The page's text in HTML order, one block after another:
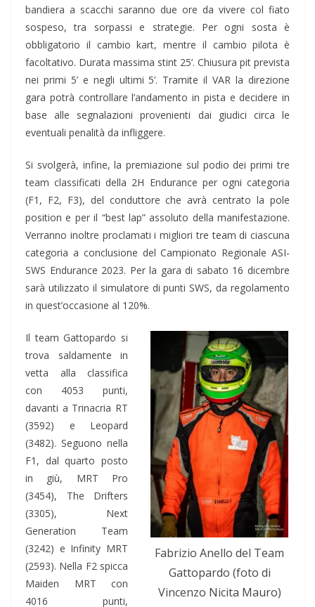
bandiera a scacchi saranno due ore da vivere col fiato
sospeso, tra sorpassi e strategie. Per ogni sosta è
obbligatorio il cambio kart, mentre il cambio pilota è
facoltativo. Durata massima stint 25’. Chiusura pit prevista
nei primi 5’ e negli ultimi 5’. Tramite il VAR la direzione
gara potrà controllare l’andamento in pista e decidere in
base alle segnalazioni provenienti dai giudici circa le
eventuali penalità da infliggere.
Si svolgerà, infine, la premiazione sul podio dei primi tre
team classificati della 2H Endurance per ogni categoria
(F1, F2, F3), del conduttore che avrà centrato la pole
position e per il “best lap” assoluto della manifestazione.
Verranno inoltre proclamati i migliori tre team di ciascuna
categoria a conclusione del Campionato Regionale ASI-
SWS Endurance 2023. Per la gara di sabato 16 dicembre
sarà utilizzato il simulatore di punti SWS, da regolamento
in quest’occasione al 120%.
Fabrizio Anello del Team
Gattopardo (foto di
Vincenzo Nicita Mauro)
Il team Gattopardo si
trova saldamente in
vetta alla classifica
con 4053 punti,
davanti a Trinacria RT
(3592) e Leopard
(3482). Seguono nella
F1, dal quarto posto
in giù, MRT Pro
(3454), The Drifters
(3305), Next
Generation Team
(3242) e Infinity MRT
(2593). Nella F2 spicca
Maiden MRT con
4016 punti,